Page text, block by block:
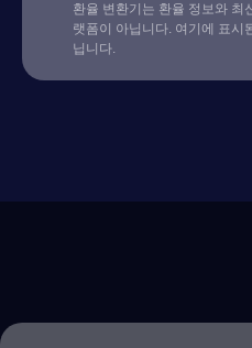
환율 변환기는 환율 정보와 최
랫폼이 아닙니다. 여기에 표시
닙니다.